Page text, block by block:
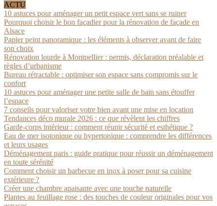
ACTU
10 astuces pour aménager un petit espace vert sans se ruiner
Pourquoi choisir le bon façadier pour la rénovation de façade en
Alsace
Papier peint panoramique : les éléments à observer avant de faire
son choix
Rénovation lourde à Montpellier : permis, déclaration préalable et
règles d’urbanisme
Bureau rétractable : optimiser son espace sans compromis sur le
confort
10 astuces pour aménager une petite salle de bain sans étouffer
l’espace
7 conseils pour valoriser votre bien avant une mise en location
Tendances déco murale 2026 : ce que révèlent les chiffres
Garde-corps intérieur : comment réunir sécurité et esthétique ?
Eau de mer isotonique ou hypertonique : comprendre les différences
et leurs usages
Déménagement paris : guide pratique pour réussir un déménagement
en toute sérénité
Comment choisir un barbecue en inox à poser pour sa cuisine
extérieure ?
Créer une chambre apaisante avec une touche naturelle
Plantes au feuillage rose : des touches de couleur originales pour vos